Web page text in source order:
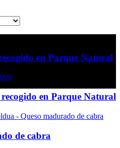
en Parque Natural
en Parque Natural
de cabra